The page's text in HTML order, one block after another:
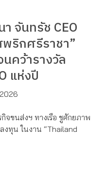
จันทรัช CEO
ริกศรีราชา”
คว้ารางวัล
แห่งปี